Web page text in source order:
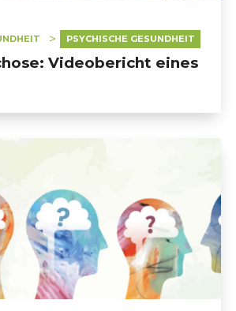
PSYCHISCHE GESUNDHEIT
Videobericht eines